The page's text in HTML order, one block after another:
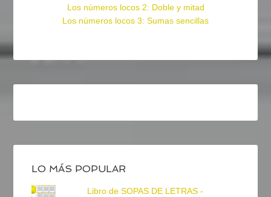
Los números locos 2: Doble y mitad
Los números locos 3: Sumas sencillas
LO MÁS POPULAR
Libro de SOPAS DE LETRAS -